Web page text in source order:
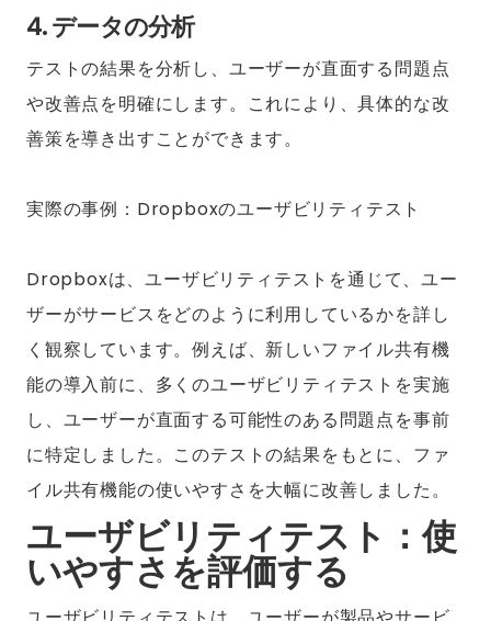
4. データの分析
テストの結果を分析し、ユーザーが直面する問題点
や改善点を明確にします。これにより、具体的な改
善策を導き出すことができます。
実際の事例：Dropboxのユーザビリティテスト
Dropboxは、ユーザビリティテストを通じて、ユー
ザーがサービスをどのように利用しているかを詳し
く観察しています。例えば、新しいファイル共有機
能の導入前に、多くのユーザビリティテストを実施
し、ユーザーが直面する可能性のある問題点を事前
に特定しました。このテストの結果をもとに、ファ
イル共有機能の使いやすさを大幅に改善しました。
ユーザビリティテスト：使
いやすさを評価する